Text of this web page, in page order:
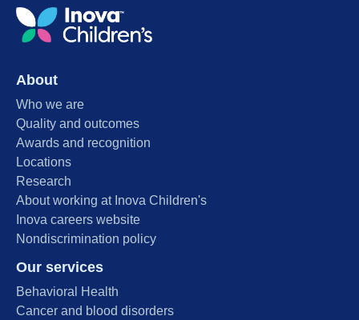
About
Who we are
Quality and outcomes
Awards and recognition
Locations
Research
About working at Inova Children's
Inova careers website
Nondiscrimination policy
Our services
Behavioral Health
Cancer and blood disorders